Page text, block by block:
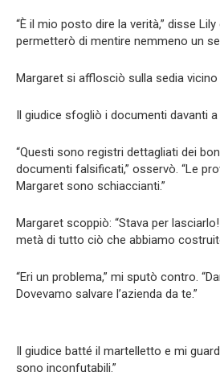
“È il mio posto dire la verità,” disse
permetterò di mentire nemmeno un
Margaret si afflosciò sulla sedia vicino
Il giudice sfogliò i documenti davanti a
“Questi sono registri dettagliati dei
documenti falsificati,” osservò. “Le
Margaret sono schiaccianti.”
Margaret scoppiò: “Stava per
metà di tutto ciò che abbiamo
“Eri un problema,” mi sputò contro.
Dovevamo salvare l’azienda da te.”
Il giudice batté il martelletto e mi
sono inconfutabili.”